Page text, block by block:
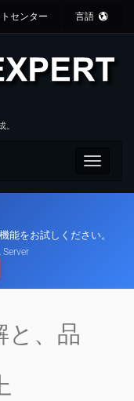
センター 言語
Toggle
能をお試しください。
Server
と、品